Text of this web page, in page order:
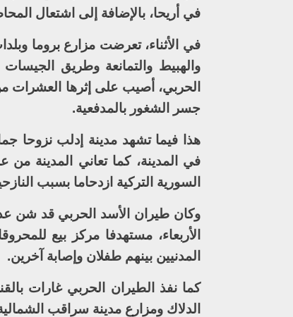
في أريحا، بالإضافة إلى اشتعال
في الأثناء، تعرضت مزارع بروما
والهبيط والتمانعة وطريق
الحربي، أصيب على إثرها العشرات
جسر الشغور بالمدفعية.
هذا فيما تشهد مدينة إدلب نزوحا
في المدينة، كما تعاني المدينة من
السورية التركية ازدحاما بسبب
وكان طيران الأسد الحربي قد شن
المدنيين بينهم طفلان وإصابة آخرين.
كما نفذ الطيران الحربي غارات
الدلاك ومزارع مدينة سراقب